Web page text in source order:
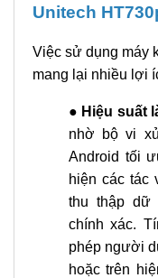
Unitech
Việc sử dụng máy
mang lại nhiều lợi
● Hiệu suất
nhờ bộ vi
Android tối
hiện các tác
thu thập dữ
chính xác.
phép người
hoặc trên